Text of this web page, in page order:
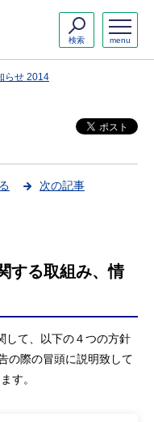
menu
検索
らせ 2014
次の記事
する取組み、情
して、以下の４つの方針
の際の冒頭に説明致して
す。